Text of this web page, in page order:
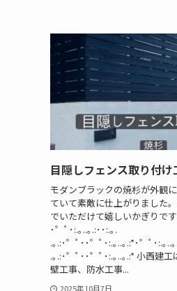
目隠しフェンス取り付け
モダンブラックの焼杉が外観
ていて素敵に仕上がりました
でいただけて嬉しいかぎりで
･゜ﾟ･:.｡..｡.:･･:.｡.
.｡.:･゜ﾟ･･゜ﾟ･:.｡..｡.:*･゜ﾟ･:.｡..
.｡.:･゜ﾟ･･゜ﾟ･:.｡..｡.:* 小西建
壁工事、防水工事...
2025年10月7日